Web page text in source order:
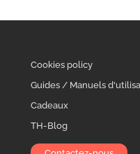
Cookies policy
Guides / Manuels
Cadeaux
TH-Blog